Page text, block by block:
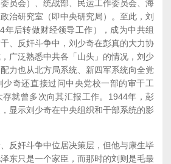
员会）、统战部、民运工作委员会、海
治研究室（即中央研究局）。至此，刘
年后转做财经领导工作），成为中共组
、反奸斗争中，刘少奇在彭真的大力协
广泛熟悉中共各「山头」的情况，刘少
力也从北方局系统、新四军系统向全党
奇还直接过问中央党校一部的审干工
就曾多次向其汇报工作。1944年，彭
显示刘少奇在中央组织和干部系统的影
奸斗争中位居决策层，但他与康生毕
东只是一个家臣，而那时的刘则是毛最